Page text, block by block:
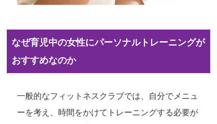
なぜ育児中の女性にパーソナルトレーニングが
おすすめなのか
一般的なフィットネスクラブでは、自分でメニュ
ーを考え、時間をかけてトレーニングする必要が